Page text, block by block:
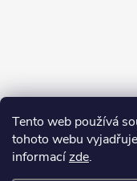
Tento web používá
tohoto webu
informacízde.